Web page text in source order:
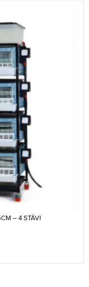
– 4 STĀVI